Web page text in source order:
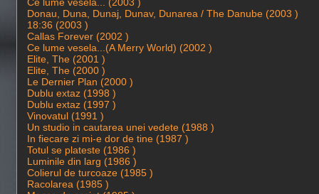
Donau, Duna, Dunaj, Dunav, Dunarea / The Danube (2003 )
18:36 (2003 )
Callas Forever (2002 )
Ce lume vesela...(A Merry World) (2002 )
Elite, The (2001 )
Elite, The (2000 )
Le Dernier Plan (2000 )
Dublu extaz (1998 )
Dublu extaz (1997 )
Vinovatul (1991 )
Un studio in cautarea unei vedete (1988 )
In fiecare zi mi-e dor de tine (1987 )
Totul se plateste (1986 )
Luminile din larg (1986 )
Colierul de turcoaze (1985 )
Racolarea (1985 )